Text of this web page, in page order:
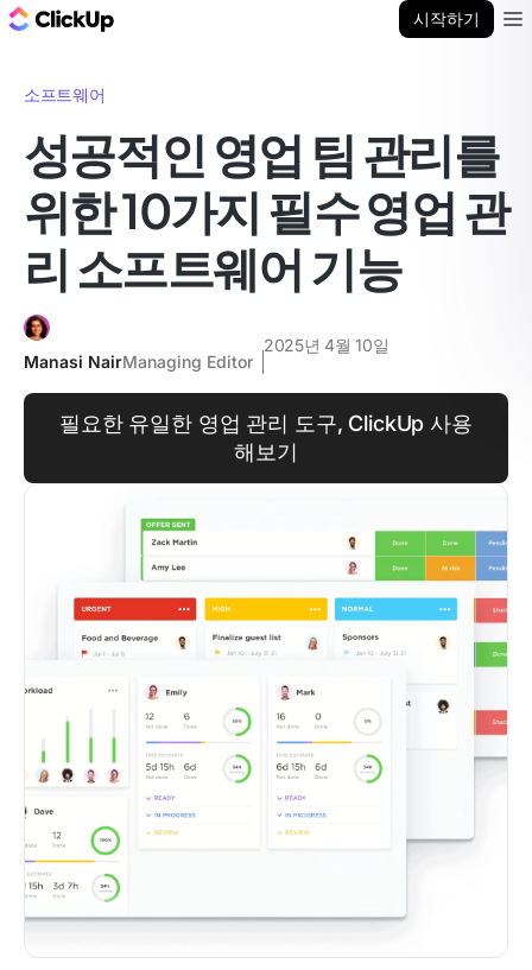
시작하기
소프트웨어
성공적인 영업 팀 관리를
위한 10가지 필수 영업 관
리 소프트웨어 기능
Manasi NairManaging Editor
2025년 4월 10일
필요한 유일한 영업 관리 도구, ClickUp 사용
해보기